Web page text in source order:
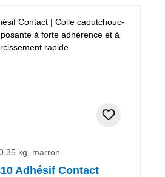
kg, marron
Adhésif Contact